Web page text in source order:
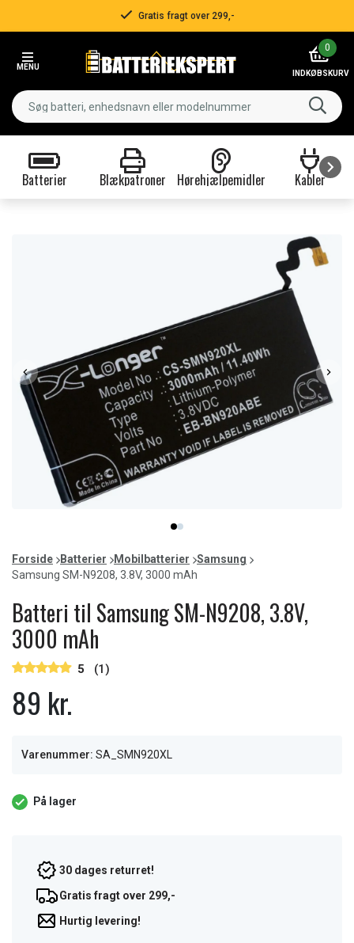
Gratis fragt over 299,-
MENU
0
INDKØBSKURV
Batterier Blækpatroner Hørehjælpemidler Kabler
item
0
item
1
of
2
Forside Batterier Mobilbatterier
Samsung
Samsung SM-N9208, 3.8V, 3000 mAh
Batteri til Samsung SM-N9208, 3.8V,
3000 mAh
5 (1)
89 kr.
Varenummer: SA_SMN920XL
På lager
30 dages returret!
Gratis fragt over 299,-
Hurtig levering!